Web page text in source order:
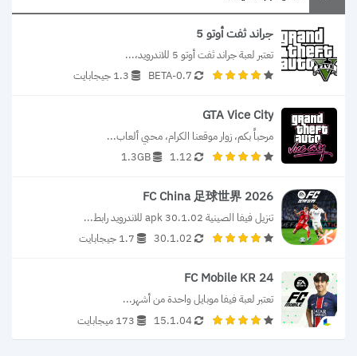
جراند ثفت أوتو 5
تعتبر لعبة جراند ثفت أوتو 5 للاندرويد،...
0.7-BETA
1.3 جيجابايت
GTA Vice City
مرحباً بكم، زوار موقعنا الكرام، محبي ألعاب...
1.12
1.3GB
FC China 足球世界 2026
تنزيل فيفا الصينية 30.1.02 apk للاندرويد رابط...
30.1.02
1.7 جيجابايت
FC Mobile KR 24
تعتبر لعبة فيفا موبايل واحدة من أشهر...
15.1.04
173 ميجابايت